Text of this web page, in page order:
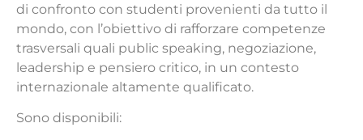
di confronto con studenti provenienti da tutto il
mondo, con l’obiettivo di rafforzare competenze
trasversali quali public speaking, negoziazione,
leadership e pensiero critico, in un contesto
internazionale altamente qualificato.
Sono disponibili: